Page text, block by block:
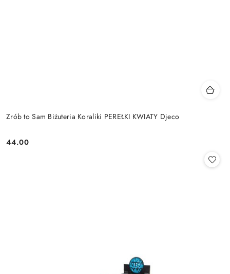
Zrób to Sam Biżuteria Koraliki PEREŁKI KWIATY Djeco
Cena:
44.00